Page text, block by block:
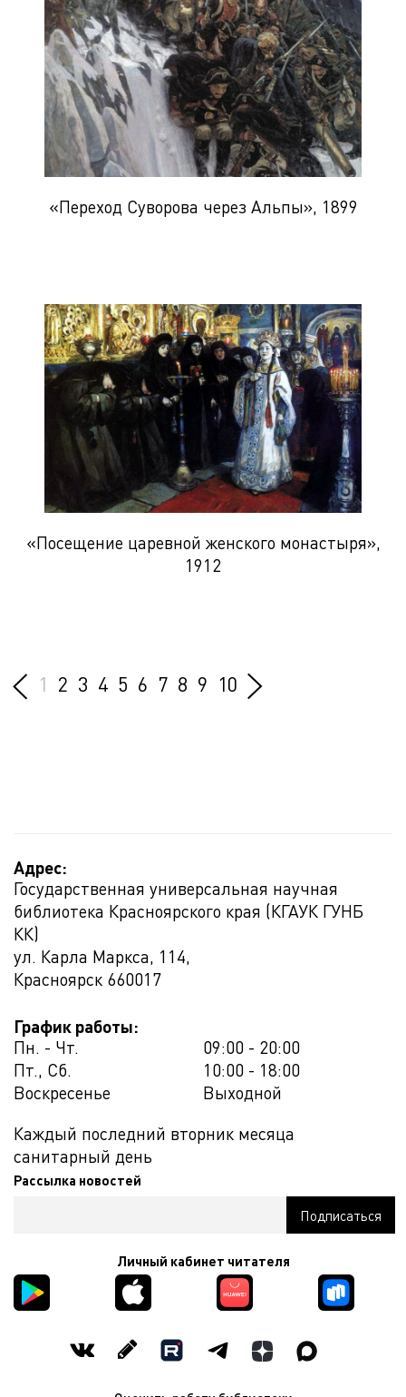
«Переход Суворова через Альпы», 1899
«Посещение царевной женского монастыря»,
1912
1 2 3 4 5 6 7 8 9 10
Адрес:
Государственная универсальная научная
библиотека Красноярского края (КГАУК ГУНБ
КК)
ул. Карла Маркса, 114,
Красноярск 660017
График работы:
Пн. - Чт.
09:00 - 20:00
Пт., Сб.
10:00 - 18:00
Воскресенье
Выходной
Каждый последний вторник месяца
санитарный день
Рассылка новостей
Личный кабинет читателя